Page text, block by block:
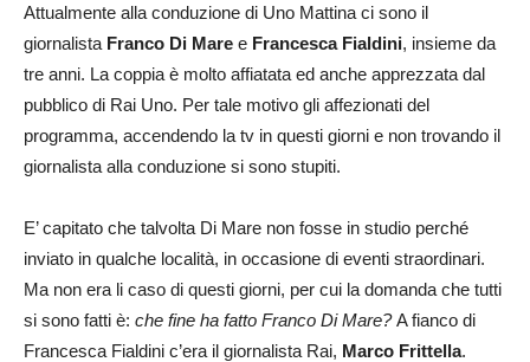
Attualmente alla conduzione di Uno Mattina ci sono il
giornalista Franco Di Mare e Francesca Fialdini, insieme da
tre anni. La coppia è molto affiatata ed anche apprezzata dal
pubblico di Rai Uno. Per tale motivo gli affezionati del
programma, accendendo la tv in questi giorni e non trovando il
giornalista alla conduzione si sono stupiti.
E’ capitato che talvolta Di Mare non fosse in studio perché
inviato in qualche località, in occasione di eventi straordinari.
Ma non era li caso di questi giorni, per cui la domanda che tutti
si sono fatti è: che fine ha fatto Franco Di Mare?A fianco di
Francesca Fialdini c’era il giornalista Rai, Marco Frittella.